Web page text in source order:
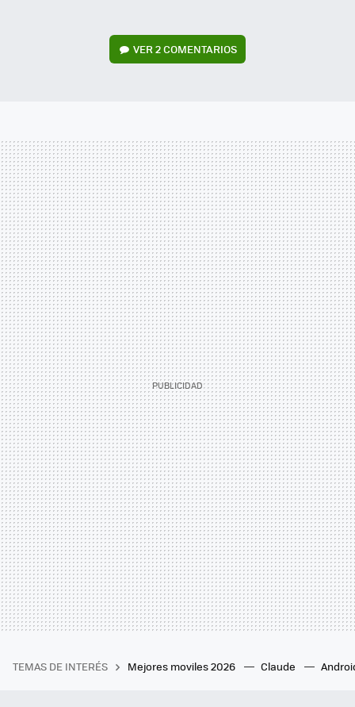
VER2 COMENTARIOS
TEMAS DE INTERÉS Mejores moviles 2026 Claude